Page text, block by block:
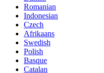
Romanian
Indonesian
Czech
Afrikaans
Swedish
Polish
Basque
Catalan